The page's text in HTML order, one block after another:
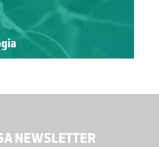
NEWSLETTER